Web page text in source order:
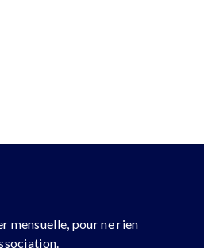
mensuelle, pour ne rien